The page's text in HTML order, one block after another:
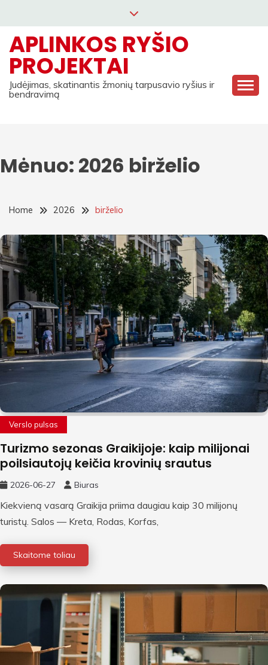
content
APLINKOS RYŠIO
PROJEKTAI
Judėjimas, skatinantis žmonių tarpusavio ryšius ir
bendravimą
Mėnuo: 2026 birželio
Home 2026 birželio
Verslo pulsas
Turizmo sezonas Graikijoje: kaip milijonai
poilsiautojų keičia krovinių srautus
2026-06-27 Biuras
Kiekvieną vasarą Graikija priima daugiau kaip 30 milijonų
turistų. Salos — Kreta, Rodas, Korfas,
Skaitome toliau